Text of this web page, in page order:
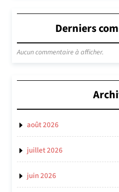
Derniers
Aucun commentaire à afficher.
août 2026
juillet 2026
juin 2026